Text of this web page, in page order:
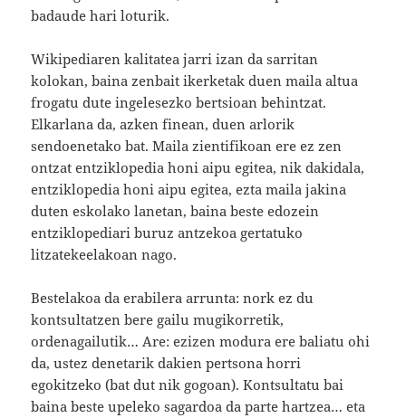
badaude hari loturik.
Wikipediaren kalitatea jarri izan da sarritan
kolokan, baina zenbait ikerketak duen maila altua
frogatu dute ingelesezko bertsioan behintzat.
Elkarlana da, azken finean, duen arlorik
sendoenetako bat. Maila zientifikoan ere ez zen
ontzat entziklopedia honi aipu egitea, nik dakidala,
entziklopedia honi aipu egitea, ezta maila jakina
duten eskolako lanetan, baina beste edozein
entziklopediari buruz antzekoa gertatuko
litzatekeelakoan nago.
Bestelakoa da erabilera arrunta: nork ez du
kontsultatzen bere gailu mugikorretik,
ordenagailutik… Are: ezizen modura ere baliatu ohi
da, ustez denetarik dakien pertsona horri
egokitzeko (bat dut nik gogoan). Kontsultatu bai
baina beste upeleko sagardoa da parte hartzea… eta